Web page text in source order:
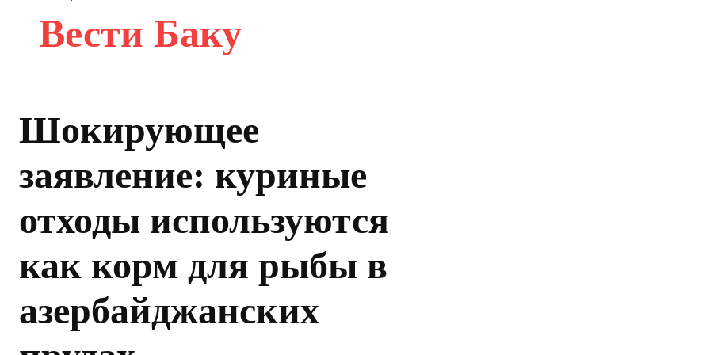
Вести Баку
Шокирующее
заявление: куриные
отходы используются
как корм для рыбы в
азербайджанских